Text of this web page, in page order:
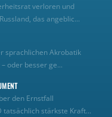
verloren und
das angeblic...
sprachlichen Akrobatik
oder besser ge...
den Ernstfall
tatsächlich stärkste Kraft...